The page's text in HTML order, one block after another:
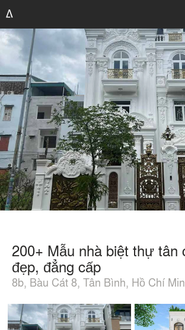
200+ Mẫu nhà biệt thự tân
đẹp, đẳng cấp
8b, Bàu Cát 8, Tân Bình, Hồ Chí